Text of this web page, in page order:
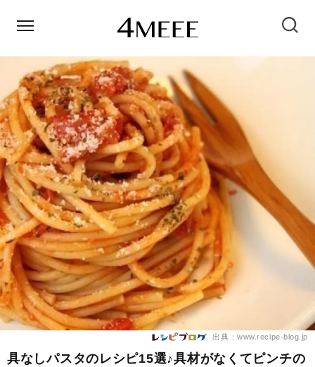
出典：www.recipe-blog.jp
具なしパスタのレシピ15選♪具材がなくてピンチの